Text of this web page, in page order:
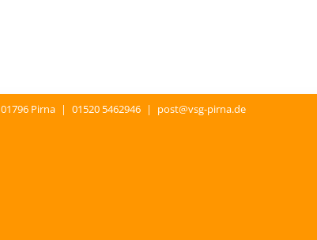
01796 Pirna | 01520 5462946 |
post@vsg-pirna.de